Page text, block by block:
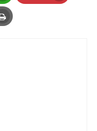
Pinterest